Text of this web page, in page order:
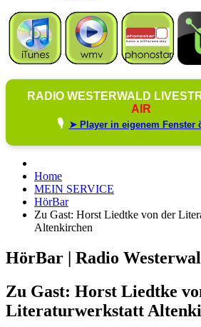
RADIO WESTERWALD
AIR
🎙️ ➤ Player in eigenem Fenster
Home
MEIN SERVICE
HörBar
Zu Gast: Horst Liedtke von der
Altenkirchen
HörBar | Radio
Zu Gast: Horst Liedtke
Literaturwerkstatt